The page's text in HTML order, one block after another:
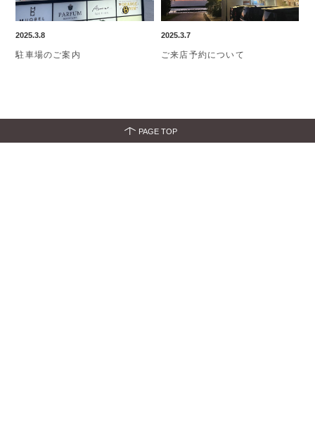
2025.3.8
駐車場のご案内
2025.3.7
ご来店予約について
PAGE TOP